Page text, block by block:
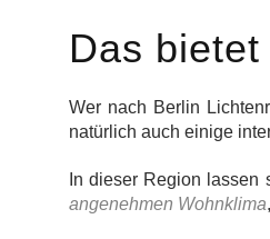
Das
Wer nach Berlin
natürlich auch einige
In dieser Region
angenehmen Wohnklima